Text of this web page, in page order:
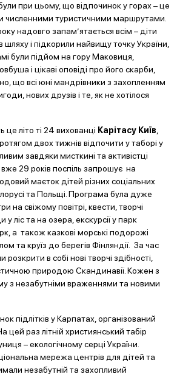
при цьому, що відпочинок у горах – це
численними туристичними маршрутами.
надовго запам’ятається всім – діти
і підкорили найвищу точку України,
були підйом на гору Маковиця,
і цікаві оповіді про його скарби,
що всі юні мандрівники з захопленням
нових друзів і те, як не хотілося
літо ті 24 вихованці Карітасу Київ
двох тижнів відпочити у таборі у
завдяки мисткині та активістці
29 років поспіль запрошує на
маєток дітей різних соціальних
та Польщі. Програма була дуже
на свіжому повітрі, квести, творчі
ліс та на озера, екскурсії у парк
а також казкові морські подорожі
та круїз до берегів Фінляндії. За час
розкрити в собі нові творчі здібності,
природою Скандинавії. Кожен з
з незабутніми враженнями та новими
підлітків у Карпатах, організований
цей раз літній християнський табір
– екологічному серці України.
мережа центрів для дітей та
незабутній та захопливий